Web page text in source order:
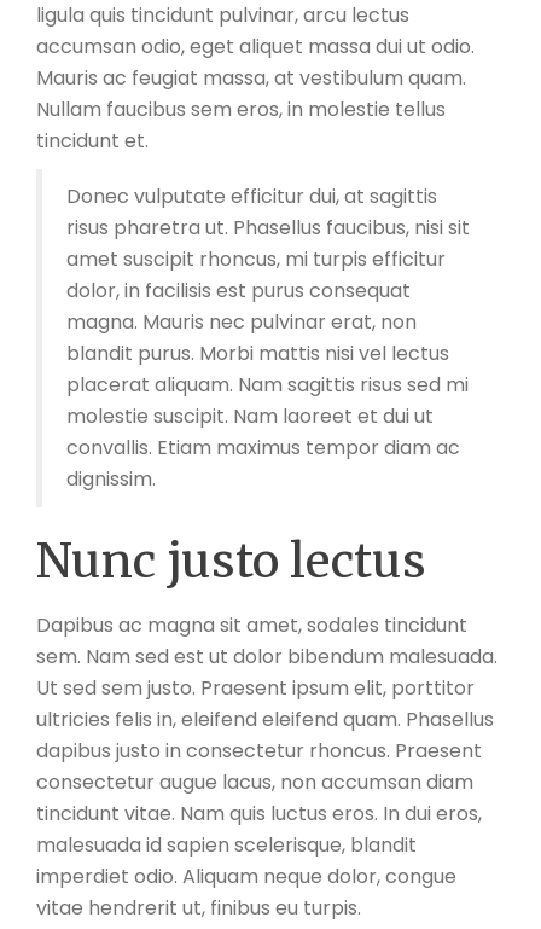
ligula quis tincidunt pulvinar, arcu lectus
accumsan odio, eget aliquet massa dui ut odio.
Mauris ac feugiat massa, at vestibulum quam.
Nullam faucibus sem eros, in molestie tellus
tincidunt et.
Donec vulputate efficitur dui, at sagittis
risus pharetra ut. Phasellus faucibus, nisi sit
amet suscipit rhoncus, mi turpis efficitur
dolor, in facilisis est purus consequat
magna. Mauris nec pulvinar erat, non
blandit purus. Morbi mattis nisi vel lectus
placerat aliquam. Nam sagittis risus sed mi
molestie suscipit. Nam laoreet et dui ut
convallis. Etiam maximus tempor diam ac
dignissim.
Nunc justo lectus
Dapibus ac magna sit amet, sodales tincidunt
sem. Nam sed est ut dolor bibendum malesuada.
Ut sed sem justo. Praesent ipsum elit, porttitor
ultricies felis in, eleifend eleifend quam. Phasellus
dapibus justo in consectetur rhoncus. Praesent
consectetur augue lacus, non accumsan diam
tincidunt vitae. Nam quis luctus eros. In dui eros,
malesuada id sapien scelerisque, blandit
imperdiet odio. Aliquam neque dolor, congue
vitae hendrerit ut, finibus eu turpis.